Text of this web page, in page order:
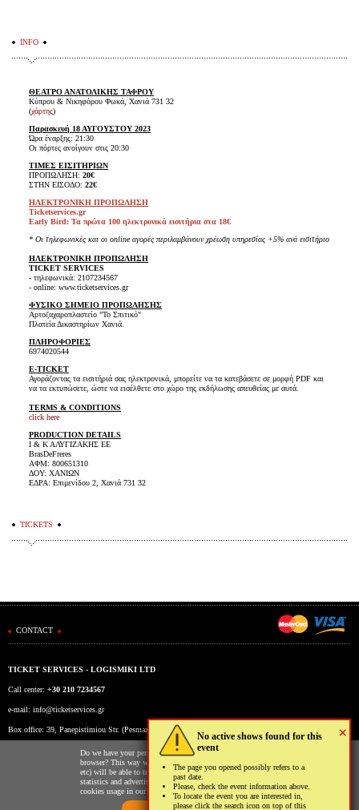
×
No active shows found for this
event
The page you opened possibly refers to a
past date.
Please, check the event information above.
To locate the event you are interested in,
please click the search icon on top of this
INFO
ΘΕΑΤΡΟ ΑΝΑΤΟΛΙΚΗΣ ΤΑΦΡΟΥ
Κύπρου & Νικηφόρου Φωκά, Χανιά 731 32
(χάρτης)
Παρασκευή 18 ΑΥΓΟΥΣΤΟΥ 2023
Ώρα έναρξης: 21:30
Οι πόρτες ανοίγουν στις 20:30
ΤΙΜΕΣ ΕΙΣΙΤΗΡΙΩΝ
ΠΡΟΠΩΛΗΣΗ: 20€
ΣΤΗΝ ΕΙΣΟΔΟ: 22€
ΗΛΕΚΤΡΟΝΙΚΗ ΠΡΟΠΩΛΗΣΗ
Ticketservices.gr
Early Bird: Τα πρώτα 100 ηλεκτρονικά εισιτήρια στα 18€
* Οι τηλεφωνικές και οι online αγορές περιλαμβάνουν χρέωση υπηρεσίας +5% ανά εισιτήριο
ΗΛΕΚΤΡΟΝΙΚΗ ΠΡΟΠΩΛΗΣΗ
TICKET SERVICES
- τηλεφωνικά: 2107234567
- online: www.ticketservices.gr
ΦΥΣΙΚΟ ΣΗΜΕΙΟ ΠΡΟΠΩΛΗΣΗΣ
Αρτοζαχαροπλαστείο "Το Σπιτικό"
Πλατεία Δικαστηρίων Χανιά.
ΠΛΗΡΟΦΟΡΙΕΣ
6974020544
E-TICKET
Αγοράζοντας τα εισιτήριά σας ηλεκτρονικά, μπορείτε να τα κατεβάσετε σε μορφή PDF και
να τα εκτυπώσετε, ώστε να εισέλθετε στο χώρο της εκδήλωσης απευθείας με αυτά.
TERMS & CONDITIONS
click here
PRODUCTION DETAILS
Ι & Κ ΑΛΥΓΙΖΑΚΗΣ ΕΕ
BrasDeFreres
ΑΦΜ: 800651310
ΔΟΥ: ΧΑΝΙΩΝ
ΕΔΡΑ: Επιμενίδου 2, Χανιά 731 32
TICKETS
CONTACT
TICKET SERVICES - LOGISMIKI LTD
Call center: +30 210 7234567
e-mail: info@ticketservices.gr
Box office: 39, Panepistimiou Str. (Pesmazoglou Arc), Athens, Greece
Working hours: Mon-Fri: 9am-5pmDo we have your permission to store cookies to your
browser? This way we and third parties (Google, Facebook
etc) will be able to track your usage of our website for
statistics and advertising reasons. You may read more on the
cookies usage in our website clickinghere.